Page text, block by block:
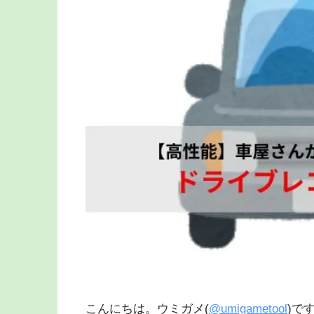
こんにちは。ウミガメ(@umigametool)で